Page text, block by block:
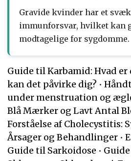
Gravide kvinder har et
immunforsvar, hvilket kan
modtagelige for sygdomme.
Guide til Karbamid: Hvad
kan det påvirke dig? •
under menstruation og
Blå Mærker og Lavt Antal
Forståelse af Cholecystitis:
Årsager og Behandlinger •
Guide til Sarkoidose •